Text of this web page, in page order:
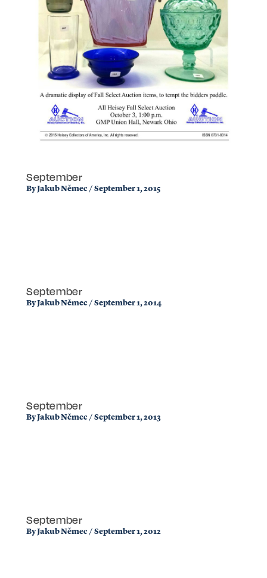
September
By Jakub Němec / September 1, 2015
September
By Jakub Němec / September 1, 2014
September
By Jakub Němec / September 1, 2013
September
By Jakub Němec / September 1, 2012